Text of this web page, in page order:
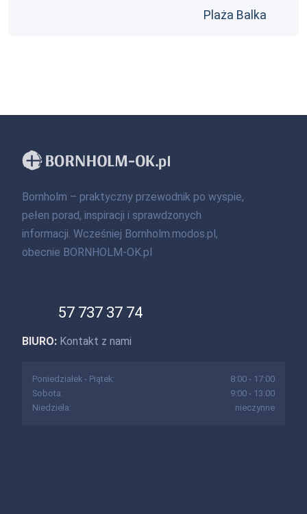
Plaża Balka
Bornholm – praktyczny przewodnik po wyspie,
pełen porad, inspiracji i sprawdzonych
informacji. Wcześniej Bornholm.modos.pl,
obecnie BORNHOLM-OK.pl
57 737 37 74
BIURO: Kontakt z nami
Poniedziałek - Piątek:
8:00 - 17:00
Sobota:
9:00 - 13:00
Niedziela:
nieczynne